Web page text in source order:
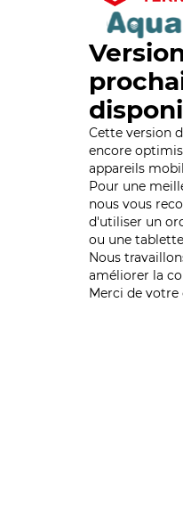
Cette version
encore
appareils
Pour une
nous vous
d'utiliser un
ou une
Nous
améliorer la
Merci de